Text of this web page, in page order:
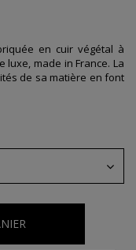
en cuir végétal à
made in France. La
de sa matière en font